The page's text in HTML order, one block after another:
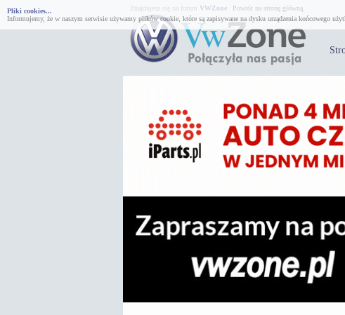
Pliki cookies...
Informujemy, że w naszym serwisie używamy plików cookie, które są zapisywane na dysku urządzenia końcowego
Znajdujesz się na forum VWZone. Powrót na stronę główną.